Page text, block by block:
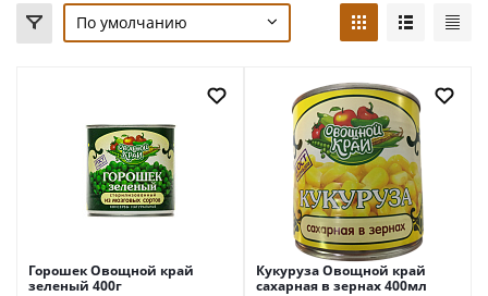
По умолчанию
Горошек Овощной край
зеленый 400г
Кукуруза Овощной край
сахарная в зернах 400мл